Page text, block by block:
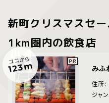
新町クリスマスセ
1km圏内の飲食店
ココから
123m みふ
住所:
ジャ